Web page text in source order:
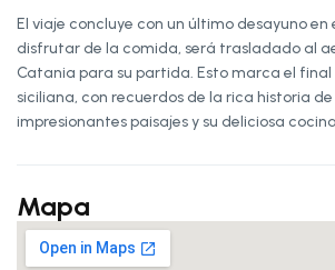
El viaje concluye con un último desayuno en
disfrutar de la comida, será trasladado al
Catania para su partida. Esto marca el
siciliana, con recuerdos de la rica historia de
impresionantes paisajes y su deliciosa
Mapa